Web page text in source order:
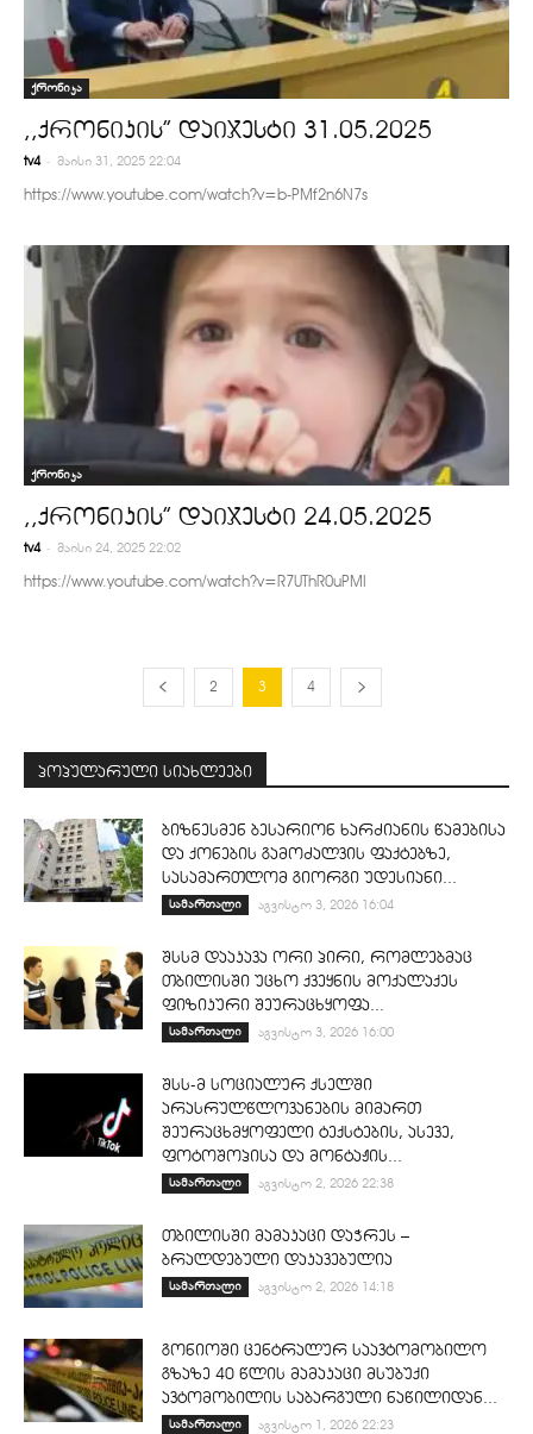
ქრონიკა
,,ქრონიკის” დაიჯესტი 31.05.2025
tv4 - მაისი 31, 2025 22:04
https://www.youtube.com/watch?v=b-PMf2n6N7s
ქრონიკა
,,ქრონიკის” დაიჯესტი 24.05.2025
tv4 - მაისი 24, 2025 22:02
https://www.youtube.com/watch?v=R7UThR0uPMI
2 3 4
პოპულარული სიახლეები
ბიზნესმენ ბესარიონ ხარძიანის წამებისა
და ქონების გამოძალვის ფაქტებზე,
სასამართლომ გიორგი უდესიანი...
სამართალი აგვისტო 3, 2026 16:04
შსსმ დააკავა ორი პირი, რომლებმაც
თბილისში უცხო ქვეყნის მოქალაქეს
ფიზიკური შეურაცხყოფა...
სამართალი აგვისტო 3, 2026 16:00
შსს-მ სოციალურ ქსელში
არასრულწლოვანების მიმართ
შეურაცხმყოფელი ტექსტების, ასევე,
ფოტოშოპისა და მონტაჟის...
სამართალი აგვისტო 2, 2026 22:38
თბილისში მამაკაცი დაჭრეს –
ბრალდებული დაკავებულია
სამართალი აგვისტო 2, 2026 14:18
გონიოში ცენტრალურ საავტომობილო
გზაზე 40 წლის მამაკაცი მსუბუქი
ავტომობილის საბარგული ნაწილიდან...
სამართალი აგვისტო 1, 2026 22:23